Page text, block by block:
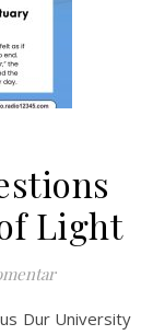
Light